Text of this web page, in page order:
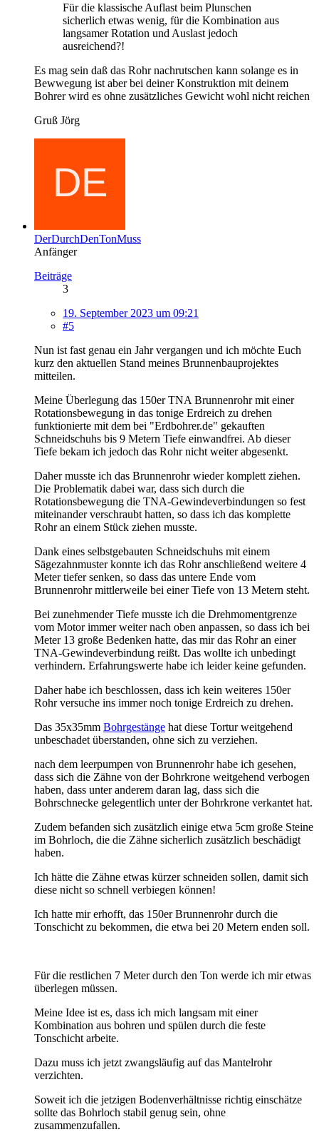
Für die klassische Auflast beim Plunschen
sicherlich etwas wenig, für die Kombination aus
langsamer Rotation und Auslast jedoch
ausreichend?!
Es mag sein daß das Rohr nachrutschen kann solange es in
Bewwegung ist aber bei deiner Konstruktion mit deinem
Bohrer wird es ohne zusätzliches Gewicht wohl nicht reichen
Gruß Jörg
DerDurchDenTonMuss
Anfänger
Beiträge
3
19. September 2023 um 09:21
#5
Nun ist fast genau ein Jahr vergangen und ich möchte Euch
kurz den aktuellen Stand meines Brunnenbauprojektes
mitteilen.
Meine Überlegung das 150er TNA Brunnenrohr mit einer
Rotationsbewegung in das tonige Erdreich zu drehen
funktionierte mit dem bei "Erdbohrer.de" gekauften
Schneidschuhs bis 9 Metern Tiefe einwandfrei. Ab dieser
Tiefe bekam ich jedoch das Rohr nicht weiter abgesenkt.
Daher musste ich das Brunnenrohr wieder komplett ziehen.
Die Problematik dabei war, dass sich durch die
Rotationsbewegung die TNA-Gewindeverbindungen so fest
miteinander verschraubt hatten, so dass ich das komplette
Rohr an einem Stück ziehen musste.
Dank eines selbstgebauten Schneidschuhs mit einem
Sägezahnmuster konnte ich das Rohr anschließend weitere 4
Meter tiefer senken, so dass das untere Ende vom
Brunnenrohr mittlerweile bei einer Tiefe von 13 Metern steht.
Bei zunehmender Tiefe musste ich die Drehmomentgrenze
vom Motor immer weiter nach oben anpassen, so dass ich bei
Meter 13 große Bedenken hatte, das mir das Rohr an einer
TNA-Gewindeverbindung reißt. Das wollte ich unbedingt
verhindern. Erfahrungswerte habe ich leider keine gefunden.
Daher habe ich beschlossen, dass ich kein weiteres 150er
Rohr versuche ins immer noch tonige Erdreich zu drehen.
Das 35x35mm Bohrgestänge hat diese Tortur weitgehend
unbeschadet überstanden, ohne sich zu verziehen.
nach dem leerpumpen von Brunnenrohr habe ich gesehen,
dass sich die Zähne von der Bohrkrone weitgehend verbogen
haben, dass unter anderem daran lag, dass sich die
Bohrschnecke gelegentlich unter der Bohrkrone verkantet hat.
Zudem befanden sich zusätzlich einige etwa 5cm große Steine
im Bohrloch, die die Zähne sicherlich zusätzlich beschädigt
haben.
Ich hätte die Zähne etwas kürzer schneiden sollen, damit sich
diese nicht so schnell verbiegen können!
Ich hatte mir erhofft, das 150er Brunnenrohr durch die
Tonschicht zu bekommen, die etwa bei 20 Metern enden soll.
Für die restlichen 7 Meter durch den Ton werde ich mir etwas
überlegen müssen.
Meine Idee ist es, dass ich mich langsam mit einer
Kombination aus bohren und spülen durch die feste
Tonschicht arbeite.
Dazu muss ich jetzt zwangsläufig auf das Mantelrohr
verzichten.
Soweit ich die jetzigen Bodenverhältnisse richtig einschätze
sollte das Bohrloch stabil genug sein, ohne
zusammenzufallen.